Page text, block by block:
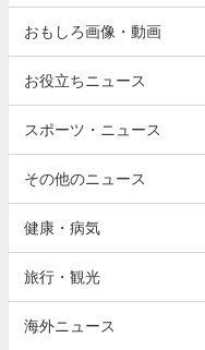
おもしろ画像・動画
お役立ちニュース
スポーツ・ニュース
その他のニュース
健康・病気
旅行・観光
海外ニュース